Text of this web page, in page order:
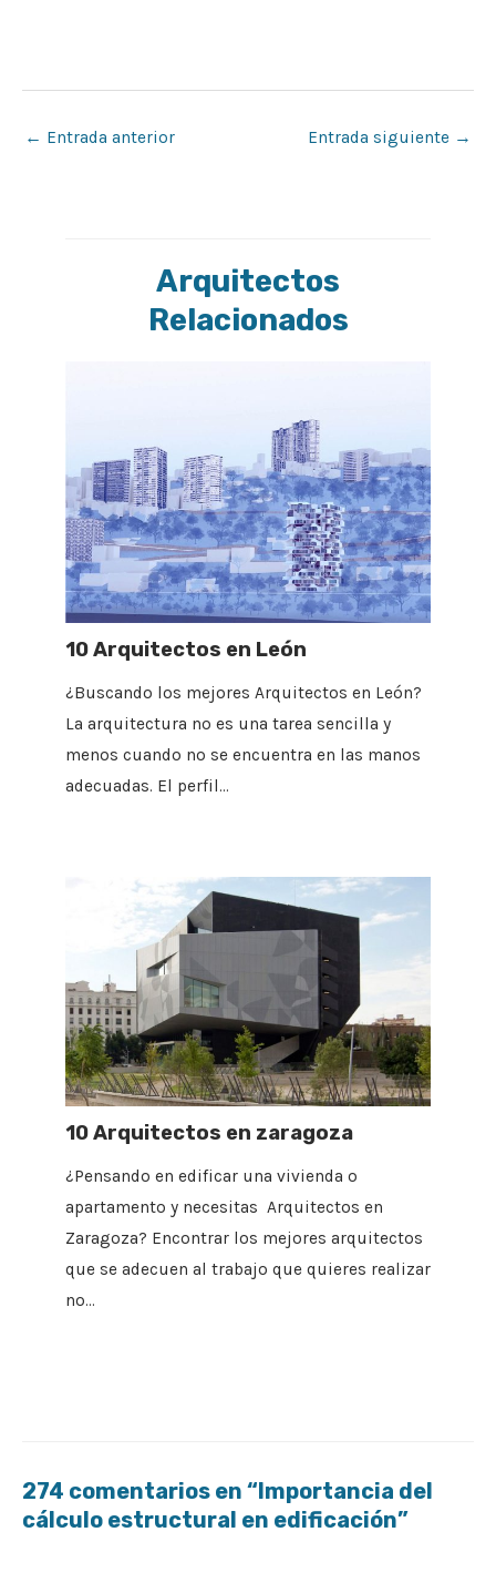
← Entrada anterior Entrada siguiente →
Arquitectos
Relacionados
10 Arquitectos en León
¿Buscando los mejores Arquitectos en León?
La arquitectura no es una tarea sencilla y
menos cuando no se encuentra en las manos
adecuadas. El perfil…
10 Arquitectos en zaragoza
¿Pensando en edificar una vivienda o
apartamento y necesitas Arquitectos en
Zaragoza? Encontrar los mejores arquitectos
que se adecuen al trabajo que quieres realizar
no…
274 comentarios en “Importancia del
cálculo estructural en edificación”